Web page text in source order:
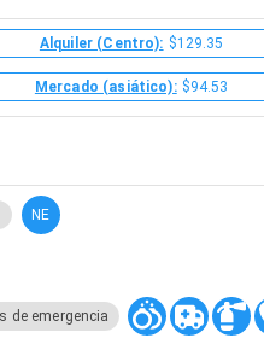
Alquiler (Centro): $129.35
Mercado (asiático): $94.53
NE
de emergencia